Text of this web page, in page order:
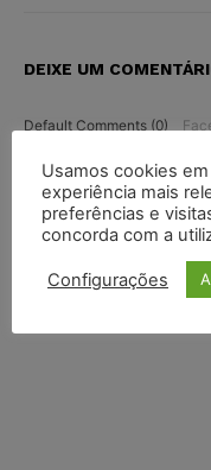
DEIXE UM
Default Comments (0)
Usamos cookies
experiência mais
preferências e
concorda com a
Configurações